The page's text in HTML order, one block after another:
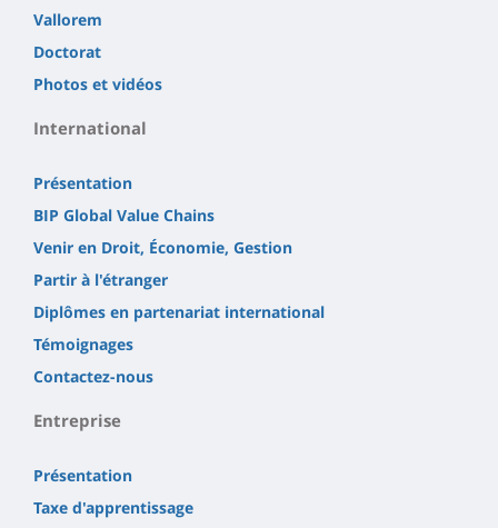
Vallorem
Doctorat
Photos et vidéos
International
Présentation
BIP Global Value Chains
Venir en Droit, Économie, Gestion
Partir à l'étranger
Diplômes en partenariat international
Témoignages
Contactez-nous
Entreprise
Présentation
Taxe d'apprentissage